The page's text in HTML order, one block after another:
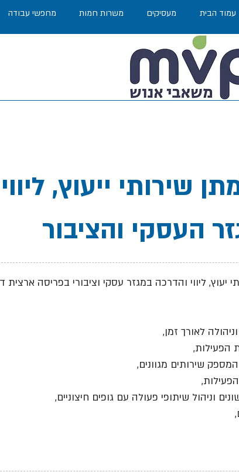
עמוד הבית מעסיקים משרות חמות מחפשי עבודה
שירותי ייעוץ, ליווי
העסקי והציבור
יעוץ, ליווי והדרכה במגזר עסקי וציבורי בפריסה ארצית
לאורך זמן,
הפעילות,
שירותים מגוונים,
וניהול שיתופי פעולה עם גופים חיצוניים,